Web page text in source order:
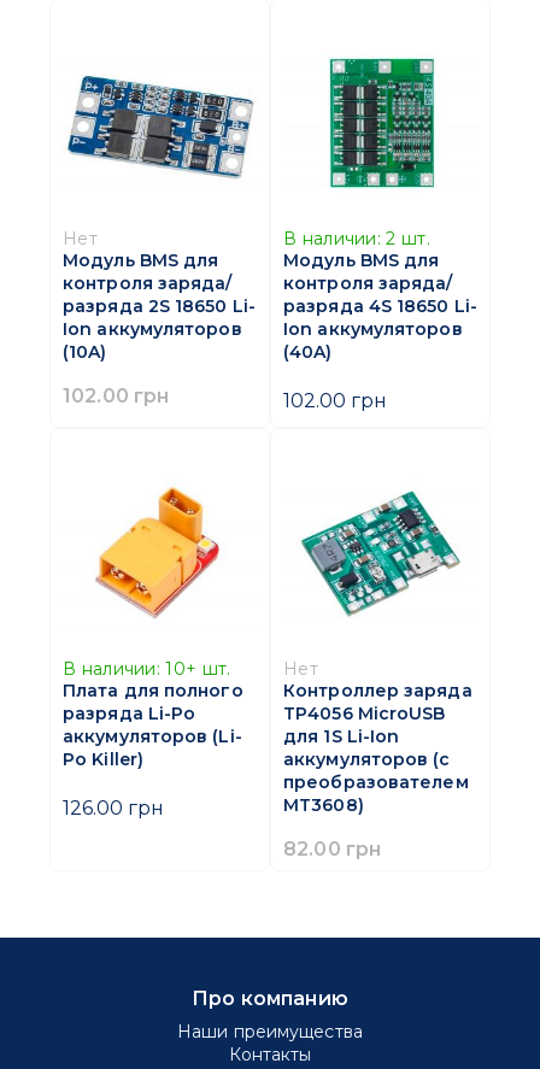
Нет
Модуль BMS для
контроля заряда/
разряда 2S 18650 Li-
Ion аккумуляторов
(10A)
102.00 грн
В наличии: 2 шт.
Модуль BMS для
контроля заряда/
разряда 4S 18650 Li-
Ion аккумуляторов
(40A)
102.00 грн
В наличии: 10+ шт.
Плата для полного
разряда Li-Po
аккумуляторов (Li-
Po Killer)
126.00 грн
Нет
Контроллер заряда
TP4056 MicroUSB
для 1S Li-Ion
аккумуляторов (с
преобразователем
MT3608)
82.00 грн
Про компанию
Наши преимущества
Контакты